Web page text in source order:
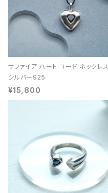
サファイア ハート コード ネックレス
シルバー925
¥15,800